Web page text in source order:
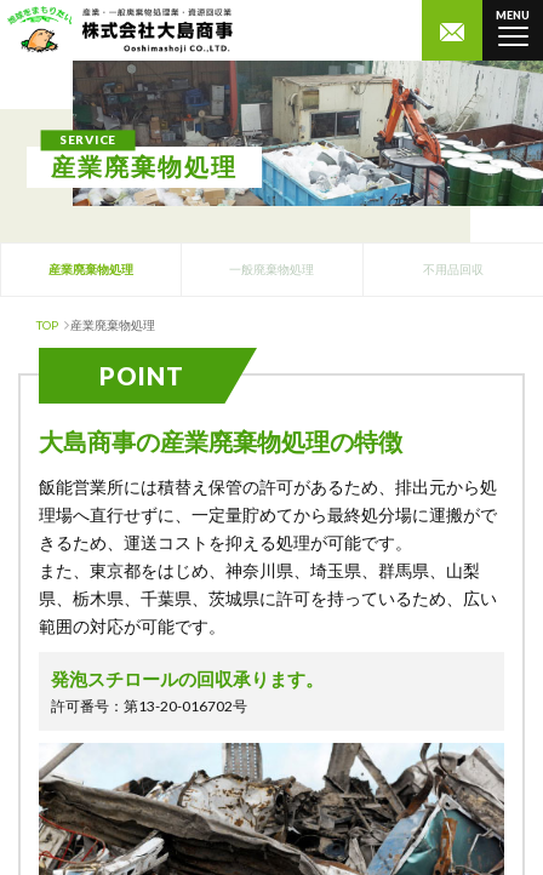
MENU
SERVICE
産業廃棄物処理
産業廃棄物処理 一般廃棄物処理 不用品回収
TOP 産業廃棄物処理
POINT
大島商事の産業廃棄物処理の特徴
飯能営業所には積替え保管の許可があるため、排出元から処
理場へ直行せずに、一定量貯めてから最終処分場に運搬がで
きるため、運送コストを抑える処理が可能です。
また、東京都をはじめ、神奈川県、埼玉県、群馬県、山梨
県、栃木県、千葉県、茨城県に許可を持っているため、広い
範囲の対応が可能です。
発泡スチロールの回収承ります。
許可番号：第13-20-016702号